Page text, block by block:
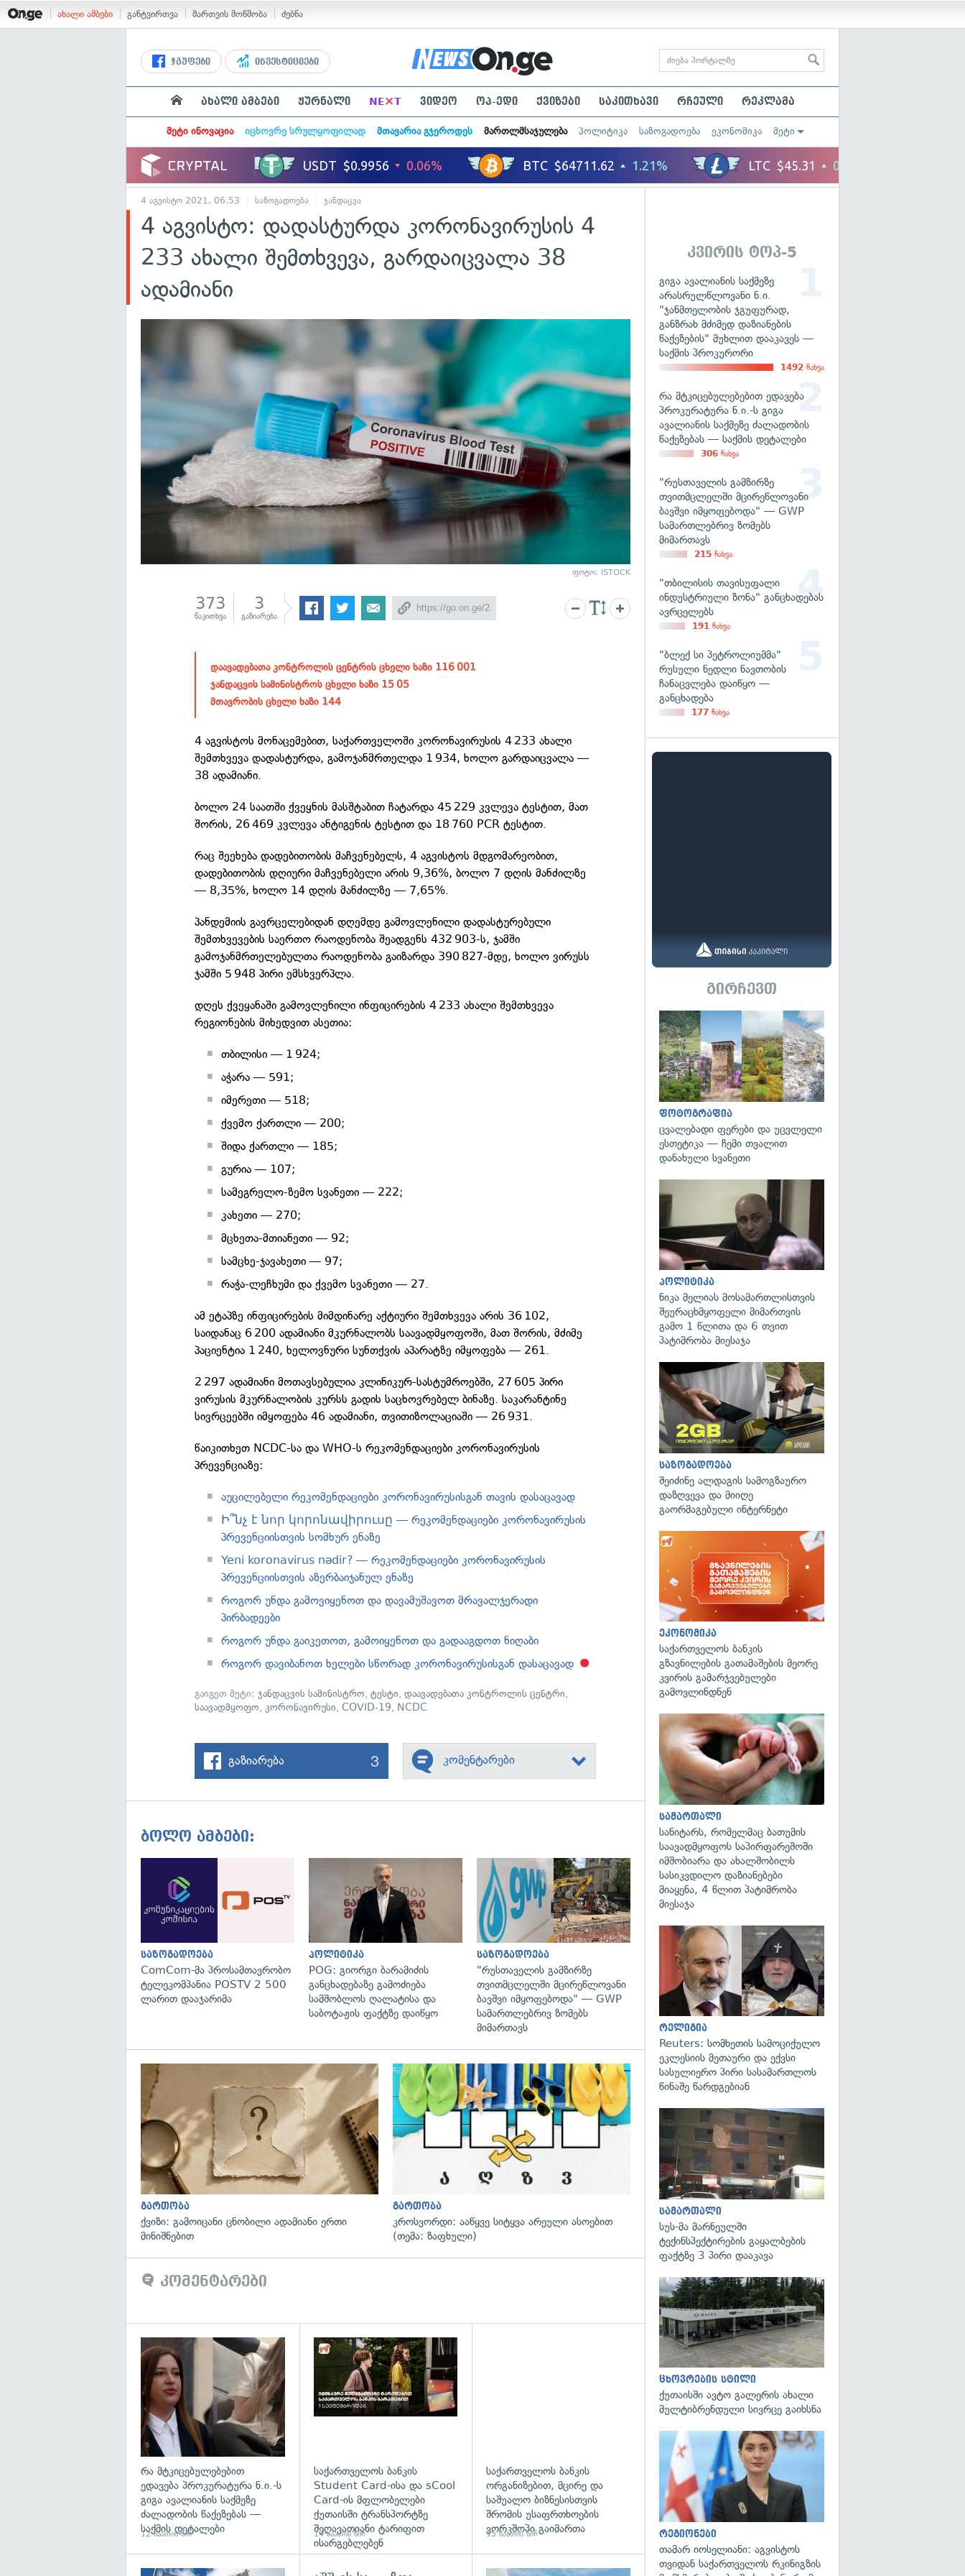
ახალი ამბები განტვირთვა მართვის მოწმობა ძებნა
ჯგუფები ინვესტიციები
ახალი ამბები ჟურნალი NE×T ვიდეო ოპ-ედი ქვიზები საკითხავი რჩეული რეკლამა
მეტი ინოვაცია იცხოვრე სრულყოფილად მთავარია გჯეროდეს მართლმსაჯულება პოლიტიკა საზოგადოება ეკონომიკა მეტი
4 აგვისტო 2021, 06:53 საზოგადოება ჯანდაცვა
4 აგვისტო: დადასტურდა კორონავირუსის 4
233 ახალი შემთხვევა, გარდაიცვალა 38
ადამიანი
ფოტო: ISTOCK
373
წაკითხვა
3
გაზიარება
დაავადებათა კონტროლის ცენტრის ცხელი ხაზი 116 001
ჯანდაცვის სამინისტროს ცხელი ხაზი 15 05
მთავრობის ცხელი ხაზი 144
4 აგვისტოს მონაცემებით, საქართველოში კორონავირუსის 4 233 ახალი
შემთხვევა დადასტურდა, გამოჯანმრთელდა 1 934, ხოლო გარდაიცვალა —
38 ადამიანი.
ბოლო 24 საათში ქვეყნის მასშტაბით ჩატარდა 45 229 კვლევა ტესტით, მათ
შორის, 26 469 კვლევა ანტიგენის ტესტით და 18 760 PCR ტესტით.
რაც შეეხება დადებითობის მაჩვენებელს, 4 აგვისტოს მდგომარეობით,
დადებითობის დღიური მაჩვენებელი არის 9,36%, ბოლო 7 დღის მანძილზე
— 8,35%, ხოლო 14 დღის მანძილზე — 7,65%.
პანდემიის გავრცელებიდან დღემდე გამოვლენილი დადასტურებული
შემთხვევების საერთო რაოდენობა შეადგენს 432 903-ს, ჯამში
გამოჯანმრთელებულთა რაოდენობა გაიზარდა 390 827-მდე, ხოლო ვირუსს
ჯამში 5 948 პირი ემსხვერპლა.
დღეს ქვეყანაში გამოვლენილი ინფიცირების 4 233 ახალი შემთხვევა
რეგიონების მიხედვით ასეთია:
თბილისი — 1 924;
აჭარა — 591;
იმერეთი — 518;
ქვემო ქართლი — 200;
შიდა ქართლი — 185;
გურია — 107;
სამეგრელო-ზემო სვანეთი — 222;
კახეთი — 270;
მცხეთა-მთიანეთი — 92;
სამცხე-ჯავახეთი — 97;
რაჭა-ლეჩხუმი და ქვემო სვანეთი — 27.
ამ ეტაპზე ინფიცირების მიმდინარე აქტიური შემთხვევა არის 36 102,
საიდანაც 6 200 ადამიანი მკურნალობს საავადმყოფოში, მათ შორის, მძიმე
პაციენტია 1 240, ხელოვნური სუნთქვის აპარატზე იმყოფება — 261.
2 297 ადამიანი მოთავსებულია კლინიკურ-სასტუმროებში, 27 605 პირი
ვირუსის მკურნალობის კურსს გადის საცხოვრებელ ბინაზე. საკარანტინე
სივრცეებში იმყოფება 46 ადამიანი, თვითიზოლაციაში — 26 931.
წაიკითხეთ NCDC-სა და WHO-ს რეკომენდაციები კორონავირუსის
პრევენციაზე:
აუცილებელი რეკომენდაციები კორონავირუსისგან თავის დასაცავად
Ի՞նչ է նոր կորոնավիրուսը — რეკომენდაციები კორონავირუსის
პრევენციისთვის სომხურ ენაზე
Yeni koronavirus nədir? — რეკომენდაციები კორონავირუსის
პრევენციისთვის აზერბაიჯანულ ენაზე
როგორ უნდა გამოვიყენოთ და დავამუშავოთ მრავალჯერადი
პირბადეები
როგორ უნდა გაიკეთოთ, გამოიყენოთ და გადააგდოთ ნიღაბი
როგორ დავიბანოთ ხელები სწორად კორონავირუსისგან დასაცავად
გაიგეთ მეტი:ჯანდაცვის სამინისტრო,ტესტი,დაავადებათა კონტროლის ცენტრი,
საავადმყოფო,კორონავირუსი,COVID-19, NCDC
გაზიარება 3 კომენტარები
ბოლო ამბები:
საზოგადოება
ComCom-მა პროსამთავრობო
ტელეკომპანია POSTV 2 500
ლარით დააჯარიმა
გადახედვა
პოლიტიკა
POG: გიორგი ბარამიძის
განცხადებაზე გამოძიება
სამშობლოს ღალატისა და
საბოტაჟის ფაქტზე დაიწყო
გადახედვა
საზოგადოება
"რუსთაველის გამზირზე
თვითმცლელში მცირეწლოვანი
ბავშვი იმყოფებოდა" — GWP
სამართლებრივ ზომებს
მიმართავს
გართობა
ქვიზი: გამოიცანი ცნობილი ადამიანი ერთი
მინიშნებით
გადახედვა
გართობა
კროსვორდი: ააწყვე სიტყვა არეული ასოებით
(თემა: ზაფხული)
კომენტარები
გადახედვა
რა მტკიცებულებებით
ედავება პროკურატურა ნ.ი.-ს
გიგა ავალიანის საქმეზე
ძალადობის წაქეზებას —
საქმის დეტალები
12 საათის წინ
საქართველოს ბანკის
Student Card-ისა და sCool
Card-ის მფლობელები
ქუთაისში ტრანსპორტზე
შეღავათიანი ტარიფით
ისარგებლებენ
14 საათის წინ
საქართველოს ბანკის
ორგანიზებით, მცირე და
საშუალო ბიზნესისთვის
შრომის უსაფრთხოების
ვორკშოპი გაიმართა
15 საათის წინ
კვირის ტოპ-5
გიგა ავალიანის საქმეზე
არასრულწლოვანი ნ.ი.
"ჯანმთელობის ჯგუფურად,
განზრახ მძიმედ დაზიანების
წაქეზების" მუხლით დააკავეს —
საქმის პროკურორი
1492 ნახვა
რა მტკიცებულებებით ედავება
პროკურატურა ნ.ი.-ს გიგა
ავალიანის საქმეზე ძალადობის
წაქეზებას — საქმის დეტალები
306 ნახვა
"რუსთაველის გამზირზე
თვითმცლელში მცირეწლოვანი
ბავშვი იმყოფებოდა" — GWP
სამართლებრივ ზომებს
მიმართავს
215 ნახვა
"თბილისის თავისუფალი
ინდუსტრიული ზონა" განცხადებას
ავრცელებს
191 ნახვა
"ბლექ სი პეტროლიუმმა"
რუსული ნედლი ნავთობის
ჩანაცვლება დაიწყო —
განცხადება
177 ნახვა
გირჩევთ
ფოტოგრაფია
ცვალებადი ფერები და უცვლელი
ესთეტიკა — ჩემი თვალით
დანახული სვანეთი
პოლიტიკა
ნიკა მელიას მოსამართლისთვის
შეურაცხმყოფელი მიმართვის
გამო 1 წლითა და 6 თვით
პატიმრობა მიესაჯა
საზოგადოება
შეიძინე ალდაგის სამოგზაურო
დაზღვევა და მიიღე
გაორმაგებული ინტერნეტი
ეკონომიკა
საქართველოს ბანკის
გზავნილების გათამაშების მეორე
კვირის გამარჯვებულები
გამოვლინდნენ
სამართალი
სანიტარს, რომელმაც ბათუმის
საავადმყოფოს საპირფარეშოში
იმშობიარა და ახალშობილს
სასიკვდილო დაზიანებები
მიაყენა, 4 წლით პატიმრობა
მიესაჯა
რელიგია
Reuters: სომხეთის სამოციქულო
ეკლესიის მეთაური და ექვსი
სასულიერო პირი სასამართლოს
წინაშე წარდგებიან
სამართალი
სუს-მა მარნეულში
ტექინსპექტირების გაყალბების
ფაქტზე 3 პირი დააკავა
ცხოვრების სტილი
ქუთაისში ავტო გალერის ახალი
მულტიბრენდული სივრცე გაიხსნა
რეგიონები
თამარ იოსელიანი: აგვისტოს
თვიდან საქართველოს რკინიგზის